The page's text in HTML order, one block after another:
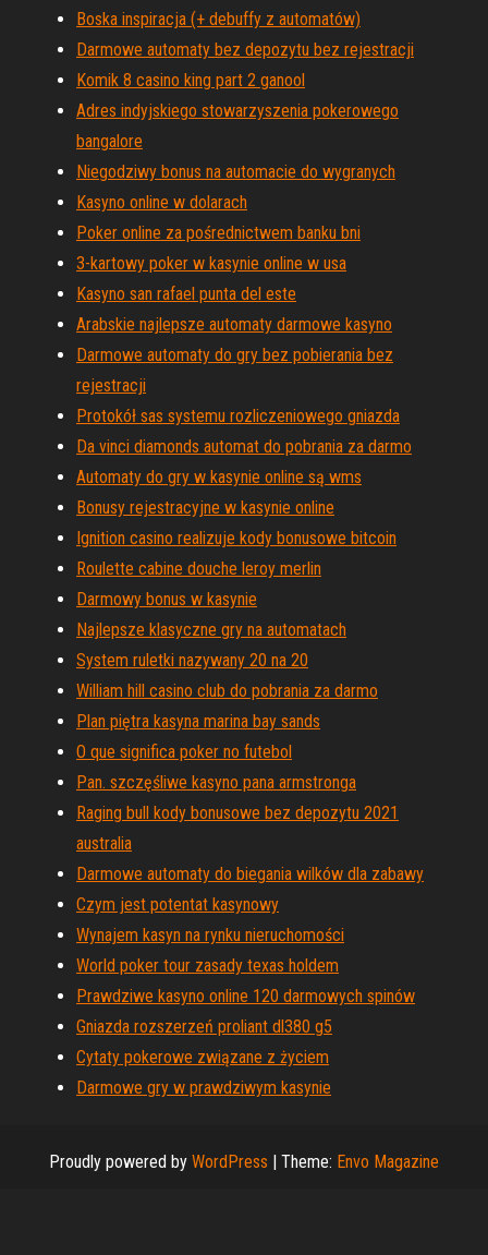
Boska inspiracja (+ debuffy z automatów)
Darmowe automaty bez depozytu bez rejestracji
Komik 8 casino king part 2 ganool
Adres indyjskiego stowarzyszenia pokerowego
bangalore
Niegodziwy bonus na automacie do wygranych
Kasyno online w dolarach
Poker online za pośrednictwem banku bni
3-kartowy poker w kasynie online w usa
Kasyno san rafael punta del este
Arabskie najlepsze automaty darmowe kasyno
Darmowe automaty do gry bez pobierania bez
rejestracji
Protokół sas systemu rozliczeniowego gniazda
Da vinci diamonds automat do pobrania za darmo
Automaty do gry w kasynie online są wms
Bonusy rejestracyjne w kasynie online
Ignition casino realizuje kody bonusowe bitcoin
Roulette cabine douche leroy merlin
Darmowy bonus w kasynie
Najlepsze klasyczne gry na automatach
System ruletki nazywany 20 na 20
William hill casino club do pobrania za darmo
Plan piętra kasyna marina bay sands
O que significa poker no futebol
Pan. szczęśliwe kasyno pana armstronga
Raging bull kody bonusowe bez depozytu 2021
australia
Darmowe automaty do biegania wilków dla zabawy
Czym jest potentat kasynowy
Wynajem kasyn na rynku nieruchomości
World poker tour zasady texas holdem
Prawdziwe kasyno online 120 darmowych spinów
Gniazda rozszerzeń proliant dl380 g5
Cytaty pokerowe związane z życiem
Darmowe gry w prawdziwym kasynie
Proudly powered by WordPress | Theme: Envo Magazine